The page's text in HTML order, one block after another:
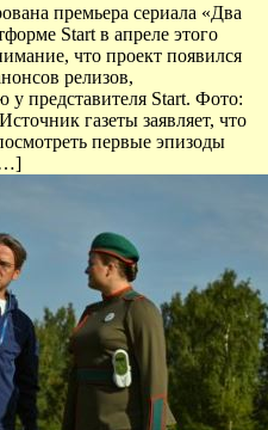
премьера сериала «Два
Start в апреле этого
что проект появился
релизов,
представителя Start. Фото:
газеты заявляет, что
первые эпизоды